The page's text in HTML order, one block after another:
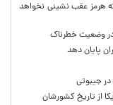
هرمز عقب نشینی نخواهد
وضعیت خطرناک
پایان دهد
جیبوتی